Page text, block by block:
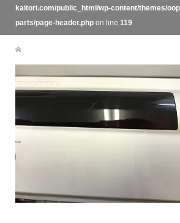
kaitori.com/public_html/wp-content/themes/
parts/page-header.phpon line 119